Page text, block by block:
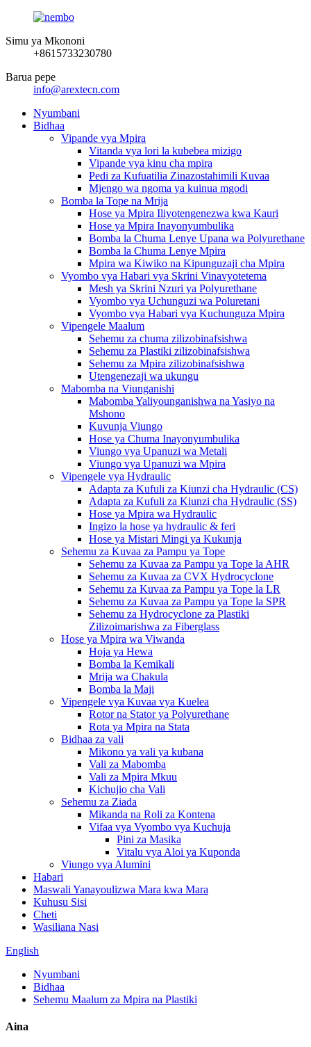
Simu ya Mkononi
+8615733230780
Barua pepe
info@arextecn.com
Nyumbani
Bidhaa
Vipande vya Mpira
Vitanda vya lori la kubebea mizigo
Vipande vya kinu cha mpira
Pedi za Kufuatilia Zinazostahimili Kuvaa
Mjengo wa ngoma ya kuinua mgodi
Bomba la Tope na Mrija
Hose ya Mpira Iliyotengenezwa kwa Kauri
Hose ya Mpira Inayonyumbulika
Bomba la Chuma Lenye Upana wa Polyurethane
Bomba la Chuma Lenye Mpira
Mpira wa Kiwiko na Kipunguzaji cha Mpira
Vyombo vya Habari vya Skrini Vinavyotetema
Mesh ya Skrini Nzuri ya Polyurethane
Vyombo vya Uchunguzi wa Poluretani
Vyombo vya Habari vya Kuchunguza Mpira
Vipengele Maalum
Sehemu za chuma zilizobinafsishwa
Sehemu za Plastiki zilizobinafsishwa
Sehemu za Mpira zilizobinafsishwa
Utengenezaji wa ukungu
Mabomba na Viunganishi
Mabomba Yaliyounganishwa na Yasiyo na
Mshono
Kuvunja Viungo
Hose ya Chuma Inayonyumbulika
Viungo vya Upanuzi wa Metali
Viungo vya Upanuzi wa Mpira
Vipengele vya Hydraulic
Adapta za Kufuli za Kiunzi cha Hydraulic (CS)
Adapta za Kufuli za Kiunzi cha Hydraulic (SS)
Hose ya Mpira wa Hydraulic
Ingizo la hose ya hydraulic & feri
Hose ya Mistari Mingi ya Kukunja
Sehemu za Kuvaa za Pampu ya Tope
Sehemu za Kuvaa za Pampu ya Tope la AHR
Sehemu za Kuvaa za CVX Hydrocyclone
Sehemu za Kuvaa za Pampu ya Tope la LR
Sehemu za Kuvaa za Pampu ya Tope la SPR
Sehemu za Hydrocyclone za Plastiki
Zilizoimarishwa za Fiberglass
Hose ya Mpira wa Viwanda
Hoja ya Hewa
Bomba la Kemikali
Mrija wa Chakula
Bomba la Maji
Vipengele vya Kuvaa vya Kuelea
Rotor na Stator ya Polyurethane
Rota ya Mpira na Stata
Bidhaa za vali
Mikono ya vali ya kubana
Vali za Mabomba
Vali za Mpira Mkuu
Kichujio cha Vali
Sehemu za Ziada
Mikanda na Roli za Kontena
Vifaa vya Vyombo vya Kuchuja
Pini za Masika
Vitalu vya Aloi ya Kuponda
Viungo vya Alumini
Habari
Maswali Yanayoulizwa Mara kwa Mara
Kuhusu Sisi
Cheti
Wasiliana Nasi
English
Nyumbani
Bidhaa
Sehemu Maalum za Mpira na Plastiki
Aina